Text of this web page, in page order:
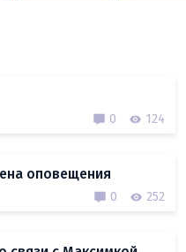
0 124
оповещения
0 252